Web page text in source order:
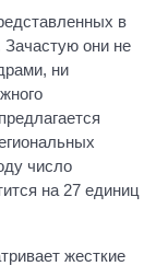
в
они не
ни
число
на 27 единиц
жесткие